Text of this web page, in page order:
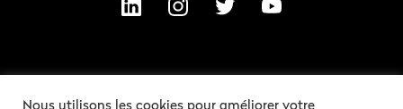
Nous utilisons les cookies pour améliorer votre